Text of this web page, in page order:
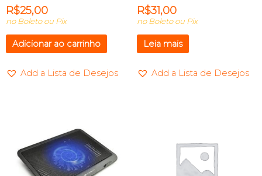
R$25,00
no Boleto ou Pix
Adicionar ao carrinho
Add a Lista de Desejos
R$31,00
no Boleto ou Pix
Leia mais
Add a Lista de Desejos